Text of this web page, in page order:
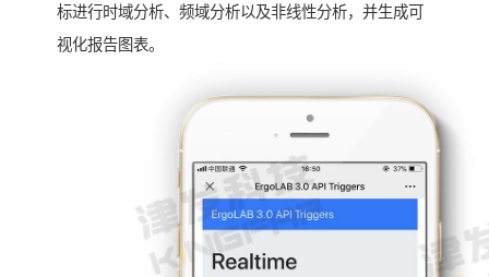
标进行时域分析、频域分析以及非线性分析，并生成可
视化报告图表。